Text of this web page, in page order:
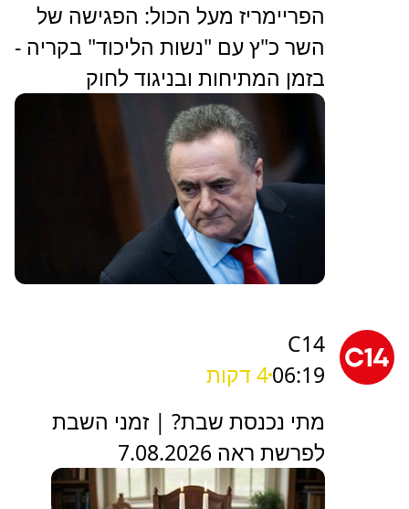
הפריימריז מעל הכול: הפגישה של
השר כ"ץ עם "נשות הליכוד" בקריה -
בזמן המתיחות ובניגוד לחוק
C14
06:194 דקות
מתי נכנסת שבת? | זמני השבת
לפרשת ראה 7.08.2026